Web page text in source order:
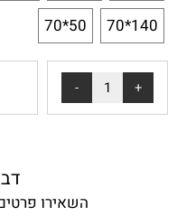
140*70
50*70
השאירו